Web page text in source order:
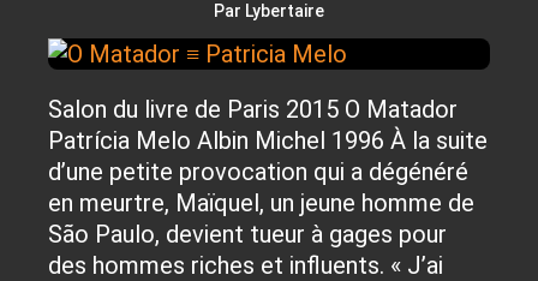
Par Lybertaire
Salon du livre de Paris 2015 O Matador
Patrícia Melo Albin Michel 1996 À la suite
d’une petite provocation qui a dégénéré
en meurtre, Maïquel, un jeune homme de
São Paulo, devient tueur à gages pour
des hommes riches et influents. « J’ai